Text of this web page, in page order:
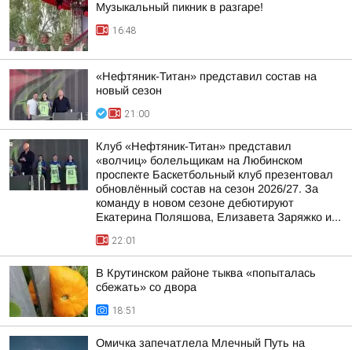
Музыкальный пикник в разгаре!
16:48
«Нефтяник-Титан» представил состав на
новый сезон
21:00
Клуб «Нефтяник-Титан» представил
«волчиц» болельщикам на Любинском
проспекте Баскетбольный клуб презентовал
обновлённый состав на сезон 2026/27. За
команду в новом сезоне дебютируют
Екатерина Поляшова, Елизавета Заряжко и...
22:01
В Крутинском районе тыква «попыталась
сбежать» со двора
18:51
Омичка запечатлела Млечный Путь на